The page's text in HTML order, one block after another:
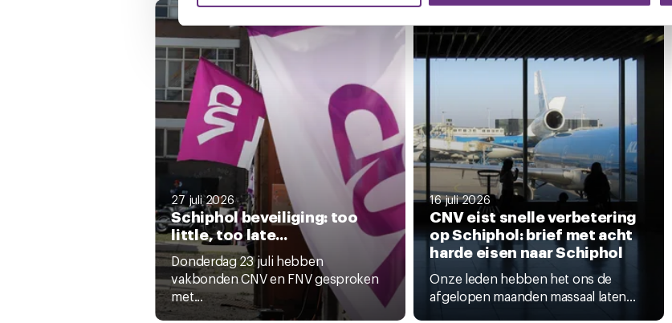
U kunt uw toestemming op elk moment wijzigen of intrekken via de cookieverklaring
cookie-instellingenicoontje linksonder op de pagina.
27 juli 2026
Schiphol beveiliging: too
little, too late...
Donderdag 23 juli hebben
vakbonden CNV en FNV gesproken
met...
16 juli 2026
CNV eist snelle verbetering
op Schiphol: brief met acht
harde eisen naar Schiphol
Onze leden hebben het ons de
afgelopen maanden massaal laten...